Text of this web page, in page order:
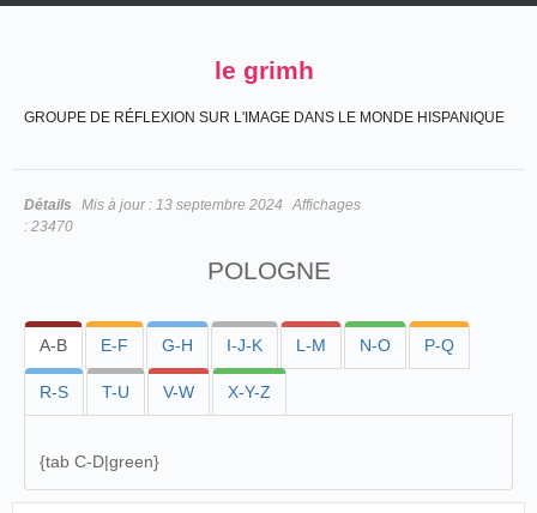
le grimh
GROUPE DE RÉFLEXION SUR L'IMAGE DANS LE MONDE HISPANIQUE
Détails Mis à jour : 13 septembre 2024
Affichages
: 23470
POLOGNE
A-B E-F G-H I-J-K L-M N-O P-Q
R-S T-U V-W X-Y-Z
{tab C-D|green}